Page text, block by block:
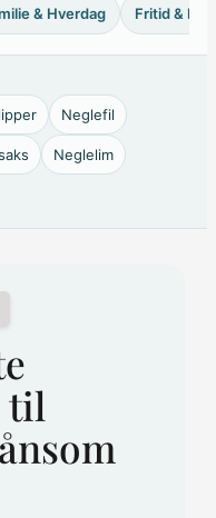
& Hverdag Fritid &
Neglefil
Neglelim
til